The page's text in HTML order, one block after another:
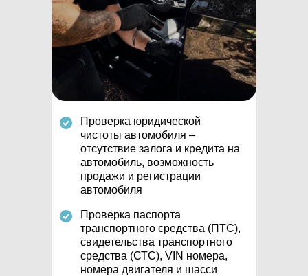
Проверка юридической
чистоты автомобиля –
отсутствие залога и кредита на
автомобиль, возможность
продажи и регистрации
автомобиля
Проверка паспорта
транспортного средства (ПТС),
свидетельства транспортного
средства (СТС), VIN номера,
номера двигателя и шасси